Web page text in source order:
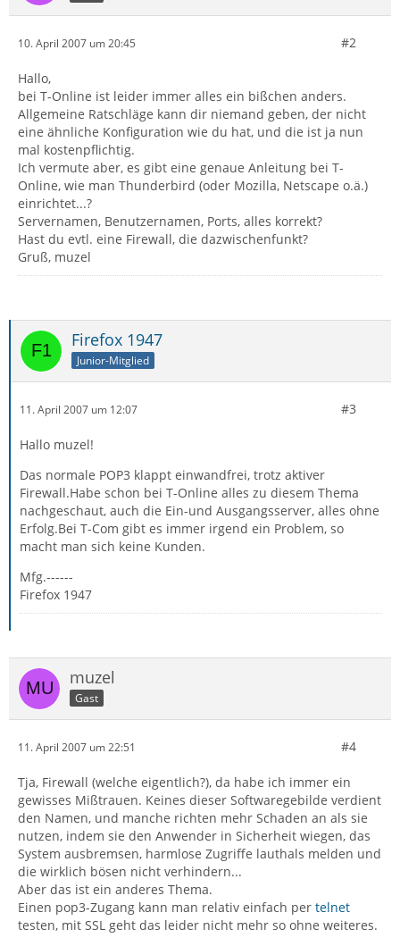
10. April 2007 um 20:45 #2
Hallo,
bei T-Online ist leider immer alles ein bißchen anders.
Allgemeine Ratschläge kann dir niemand geben, der nicht
eine ähnliche Konfiguration wie du hat, und die ist ja nun
mal kostenpflichtig.
Ich vermute aber, es gibt eine genaue Anleitung bei T-
Online, wie man Thunderbird (oder Mozilla, Netscape o.ä.)
einrichtet...?
Servernamen, Benutzernamen, Ports, alles korrekt?
Hast du evtl. eine Firewall, die dazwischenfunkt?
Gruß, muzel
Firefox 1947
Junior-Mitglied
11. April 2007 um 12:07 #3
Hallo muzel!
Das normale POP3 klappt einwandfrei, trotz aktiver
Firewall.Habe schon bei T-Online alles zu diesem Thema
nachgeschaut, auch die Ein-und Ausgangsserver, alles ohne
Erfolg.Bei T-Com gibt es immer irgend ein Problem, so
macht man sich keine Kunden.
Mfg.------
Firefox 1947
muzel
Gast
11. April 2007 um 22:51 #4
Tja, Firewall (welche eigentlich?), da habe ich immer ein
gewisses Mißtrauen. Keines dieser Softwaregebilde verdient
den Namen, und manche richten mehr Schaden an als sie
nutzen, indem sie den Anwender in Sicherheit wiegen, das
System ausbremsen, harmlose Zugriffe lauthals melden und
die wirklich bösen nicht verhindern...
Aber das ist ein anderes Thema.
Einen pop3-Zugang kann man relativ einfach per telnet
testen, mit SSL geht das leider nicht mehr so ohne weiteres.